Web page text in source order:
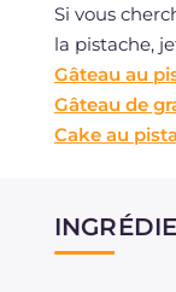
Si vous
la pistache,
Gâteau au
Gâteau de
Cake au